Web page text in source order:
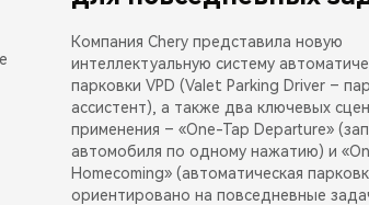
Компания Chery представила новую
интеллектуальную систему
парковки VPD (Valet Parking Driver –
ассистент), а также два ключевых
применения – «One-Tap Departure»
автомобиля по одному нажатию) и
Homecoming» (автоматическая
ориентировано на повседневные